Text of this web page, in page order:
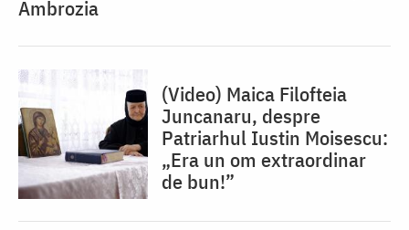
Ambrozia
(Video) Maica Filofteia
Juncanaru, despre
Patriarhul Iustin Moisescu:
„Era un om extraordinar
de bun!”